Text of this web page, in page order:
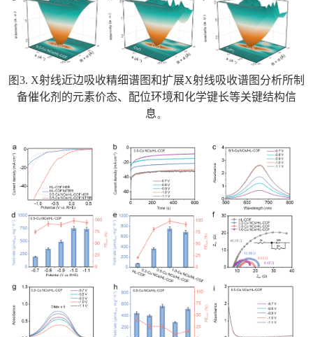
图3. X射线近边吸收精细谱图和扩展X射线吸收谱图分析所制
备催化剂的元素价态、配位环境和化学键长等关键结构信
息。